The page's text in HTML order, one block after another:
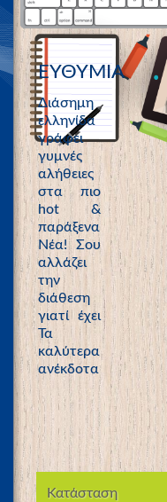
ΕΥΘΥΜΙΑ
Διάσημη
ελληνίδα
γράφει
γυμνές
αλήθειες
στα πιο
hot &
παράξενα
Νέα! Σου
αλλάζει
την
διάθεση
γιατί έχει
Τα
καλύτερα
ανέκδοτα
Κατάσταση